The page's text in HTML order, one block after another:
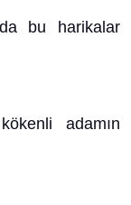
bu harikalar
adamın